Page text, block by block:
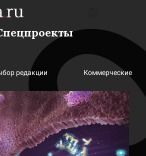
редакции Коммерческие